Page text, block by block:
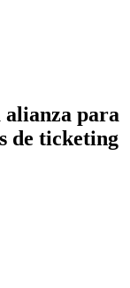
para
de ticketing